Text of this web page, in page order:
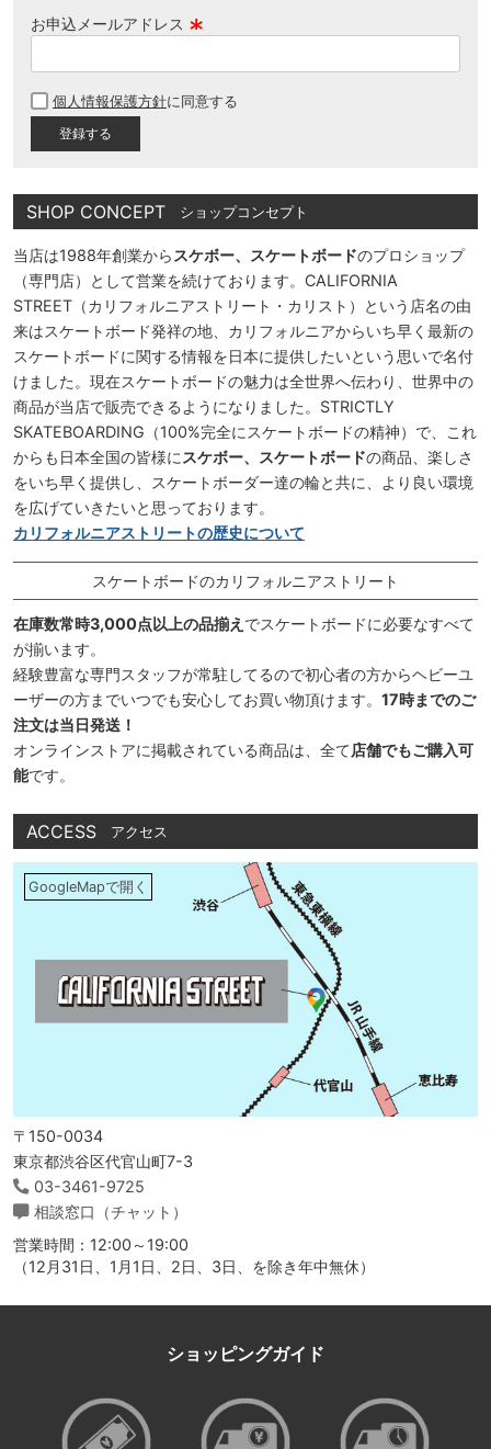
お申込メールアドレス
須
個人情報保護方針に同意する
SHOP CONCEPT ショップコンセプト
当店は1988年創業から スケボー、スケートボードのプロショップ
（専門店）として営業を続けております。CALIFORNIA
STREET（カリフォルニアストリート・カリスト）という店名の由
来はスケートボード発祥の地、カリフォルニアからいち早く最新の
スケートボードに関する情報を日本に提供したいという思いで名付
けました。現在スケートボードの魅力は全世界へ伝わり、世界中の
商品が当店で販売できるようになりました。STRICTLY
SKATEBOARDING（100%完全にスケートボードの精神）で、これ
からも日本全国の皆様に スケボー、スケートボードの商品、楽しさ
をいち早く提供し、スケートボーダー達の輪と共に、より良い環境
を広げていきたいと思っております。
カリフォルニアストリートの歴史について
スケートボードのカリフォルニアストリート
在庫数常時3,000点以上の品揃え でスケートボードに必要なすべて
が揃います。
経験豊富な専門スタッフが常駐してるので初心者の方からヘビーユ
ーザーの方までいつでも安心してお買い物頂けます。 17時までのご
注文は当日発送！
オンラインストアに掲載されている商品は、全て店舗でもご購入可
能です。
ACCESS アクセス
GoogleMapで開く
〒150-0034
東京都渋谷区代官山町7-3
03-3461-9725
相談窓口（チャット）
営業時間：12:00～19:00
（12月31日、1月1日、2日、3日、を除き年中無休）
ショッピングガイド